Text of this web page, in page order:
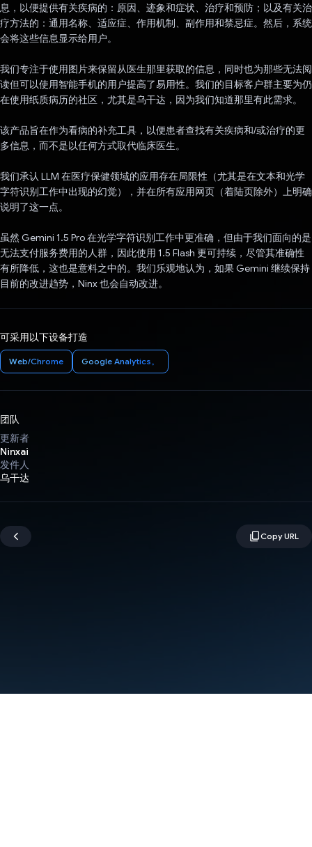
息，以便提供有关疾病的：原因、迹象和症状、治疗和预防；以及有关治
疗方法的：通用名称、适应症、作用机制、副作用和禁忌症。然后，系统
会将这些信息显示给用户。
我们专注于使用图片来保留从医生那里获取的信息，同时也为那些无法阅
读但可以使用智能手机的用户提高了易用性。我们的目标客户群主要为仍
在使用纸质病历的社区，尤其是乌干达，因为我们知道那里有此需求。
该产品旨在作为看病的补充工具，以便患者查找有关疾病和/或治疗的更
多信息，而不是以任何方式取代临床医生。
我们承认 LLM 在医疗保健领域的应用存在局限性（尤其是在文本和光学
字符识别工作中出现的幻觉），并在所有应用网页（着陆页除外）上明确
说明了这一点。
虽然 Gemini 1.5 Pro 在光学字符识别工作中更准确，但由于我们面向的是
无法支付服务费用的人群，因此使用 1.5 Flash 更可持续，尽管其准确性
有所降低，这也是意料之中的。我们乐观地认为，如果 Gemini 继续保持
目前的改进趋势，Ninx 也会自动改进。
可采用以下设备打造
Web/Chrome Google Analytics。
团队
更新者
Ninxai
发件人
乌干达